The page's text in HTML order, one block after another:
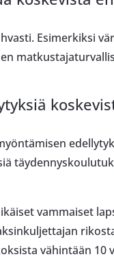
Esimerkiksi
vammaiset
vähintään 10